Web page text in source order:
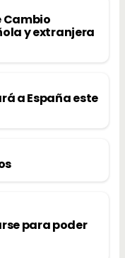
Cambio
y extranjera
a España este
para poder